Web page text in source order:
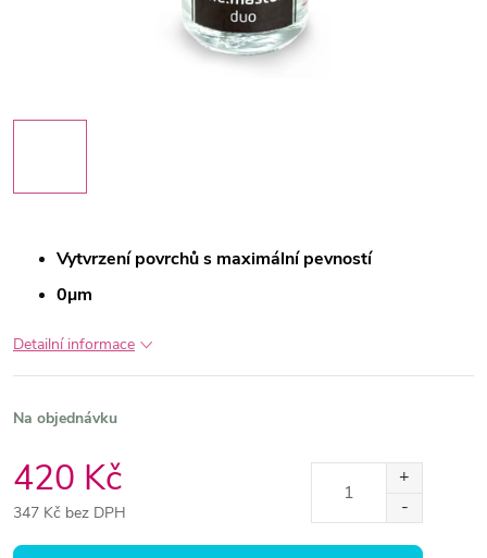
Vytvrzení povrchů s maximální pevností
0µm
Detailní informace
Na objednávku
420 Kč
347 Kč bez DPH